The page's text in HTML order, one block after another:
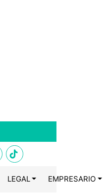
LEGAL EMPRESARIO